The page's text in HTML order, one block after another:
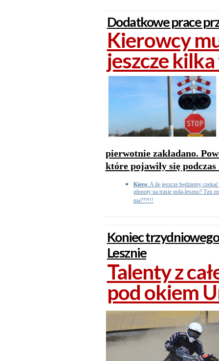
Dodatkowe prace
Kierowcy
jeszcze
pierwotnie zakładano.
które pojawiły się
Kiero: A ile jeszcze będziemy
głupoty na trasie gola-leszno? Tzn
ma???!!!
Koniec
Lesznie
Talenty z
pod okiem